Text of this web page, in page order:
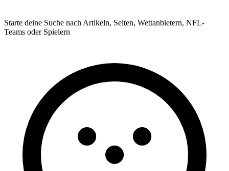
Starte deine Suche nach Artikeln, Seiten, Wettanbietern, NFL-
Teams oder Spielern